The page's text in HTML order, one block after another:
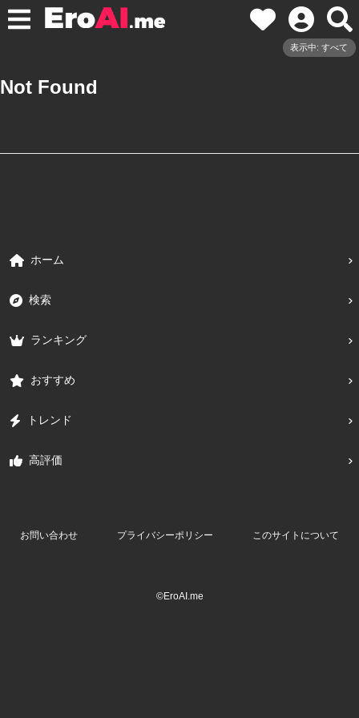
表示中: すべて
Not Found
ホーム
検索
ランキング
おすすめ
トレンド
高評価
お問い合わせ プライバシーポリシー このサイトについて
©EroAI.me